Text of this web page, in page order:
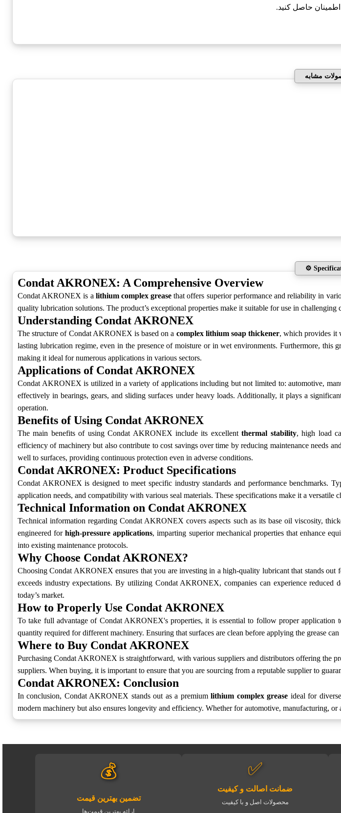
حاصل کنید.
مشابه
⚙️
Condat AKRONEX: A Comprehensive Overview
Condat AKRONEX is a lithium complex grease that offers superior performance and reliability in
quality lubrication solutions. The product’s exceptional properties make it suitable for use in
Understanding Condat AKRONEX
The structure of Condat AKRONEX is based on a complex lithium soap thickener, which provides it
lasting lubrication regime, even in the presence of moisture or in wet environments. Furthermore, this
making it ideal for numerous applications in various sectors.
Applications of Condat AKRONEX
Condat AKRONEX is utilized in a variety of applications including but not limited to: automotive,
effectively in bearings, gears, and sliding surfaces under heavy loads. Additionally, it plays a
operation.
Benefits of Using Condat AKRONEX
The main benefits of using Condat AKRONEX include its excellentthermal stability, high load
efficiency of machinery but also contribute to cost savings over time by reducing maintenance needs
well to surfaces, providing continuous protection even in adverse conditions.
Condat AKRONEX: Product Specifications
Condat AKRONEX is designed to meet specific industry standards and performance benchmarks.
application needs, and compatibility with various seal materials. These specifications make it a
Technical Information on Condat AKRONEX
Technical information regarding Condat AKRONEX covers aspects such as its base oil viscosity,
engineered forhigh-pressure applications, imparting superior mechanical properties that enhance
into existing maintenance protocols.
Why Choose Condat AKRONEX?
Choosing Condat AKRONEX ensures that you are investing in a high-quality lubricant that stands out
exceeds industry expectations. By utilizing Condat AKRONEX, companies can experience
today’s market.
How to Properly Use Condat AKRONEX
To take full advantage of Condat AKRONEX's properties, it is essential to follow proper application
quantity required for different machinery. Ensuring that surfaces are clean before applying the grease
Where to Buy Condat AKRONEX
Purchasing Condat AKRONEX is straightforward, with various suppliers and distributors offering the
suppliers. When buying, it is important to ensure that you are sourcing from a reputable supplier to
Condat AKRONEX: Conclusion
In conclusion, Condat AKRONEX stands out as a premiumlithium complex grease ideal for
modern machinery but also ensures longevity and efficiency. Whether for automotive, manufacturing,
✅
ضمانت اصالت و کیفیت
محصولات اصل و با کیفیت
💰
تضمین بهترین قیمت
ارائه بهترین قیمت‌ها